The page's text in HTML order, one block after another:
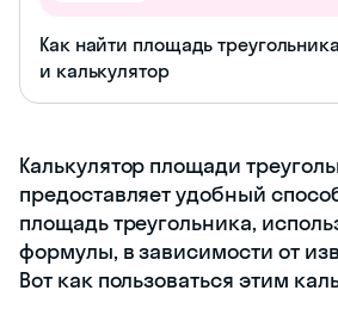
Как найти площадь
и калькулятор
Калькулятор площади
предоставляет удобный
площадь треугольника,
формулы, в зависимости от
Вот как пользоваться этим